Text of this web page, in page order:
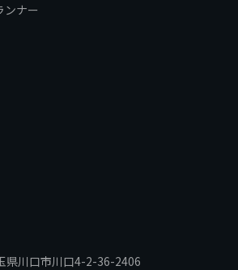
ンナー
県川口市川口4-2-36-2406